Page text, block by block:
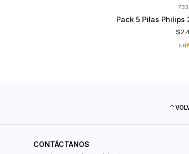
Pack 5 Pilas Philips
5.0
CONTÁCTANOS